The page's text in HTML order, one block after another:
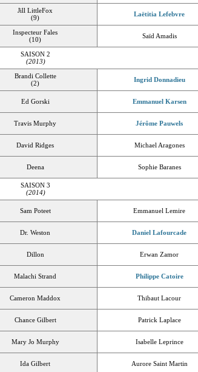
Jill LittleFox
(9)
Laëtitia Lefebvre
Inspecteur Fales
(10)
Saïd Amadis
SAISON 2
(2013)
Brandi Collette
(2)
Ingrid Donnadieu
Ed Gorski Emmanuel Karsen
Travis Murphy Jérôme Pauwels
David Ridges Michael Aragones
Deena Sophie Baranes
SAISON 3
(2014)
Sam Poteet Emmanuel Lemire
Dr. Weston Daniel Lafourcade
Dillon Erwan Zamor
Malachi Strand Philippe Catoire
Cameron Maddox Thibaut Lacour
Chance Gilbert Patrick Laplace
Mary Jo Murphy Isabelle Leprince
Ida Gilbert Aurore Saint Martin